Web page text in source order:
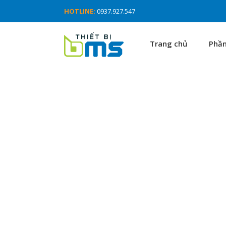
HOTLINE: 0937.927.547
Trang chủ